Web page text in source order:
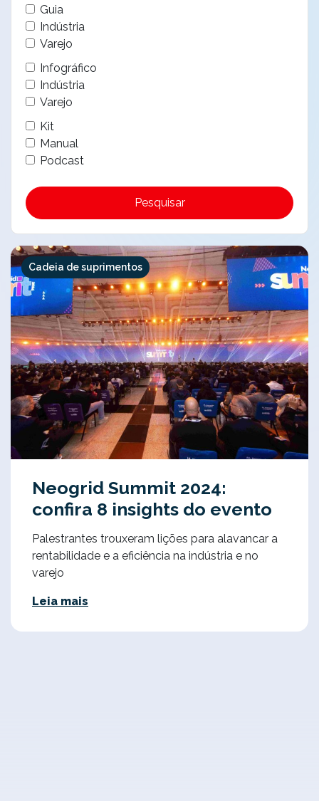
Guia
Indústria
Varejo
Infográfico
Indústria
Varejo
Kit
Manual
Podcast
Pesquisar
Cadeia de suprimentos
Neogrid Summit 2024:
confira 8 insights do evento
Palestrantes trouxeram lições para alavancar a
rentabilidade e a eficiência na indústria e no
varejo
Leia mais